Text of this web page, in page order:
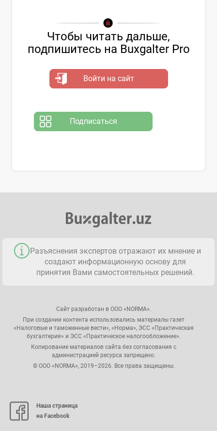
Чтобы читать дальше,
подпишитесь на Buxgalter Pro
Войти на сайт
Подписаться
Разъяснения экспертов отражают их мнение и
создают информационную основу для
принятия Вами самостоятельных решений.
Сайт разработан в ООО «NORMA».
При создании контента использовались материалы газет
«Налоговые и таможенные вести», «Норма», ЭСС «Практическая
бухгалтерия» и ЭСС «Практическое налогообложение».
Копирование материалов сайта без согласования с
администрацией ресурса запрещено.
© ООО «NORMA», 2019–2026. Все права защищены.
Наша страница
на Facebook